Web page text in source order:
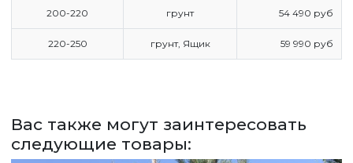
ГЛАВНАЯ
ПРАЙС
ВЕРНУТСЯ НА ГЛАВНЫЙ САЙТ
200-220 грунт 54 490 руб
220-250 грунт, Ящик 59 990 руб
Вас также могут заинтересовать
следующие товары: